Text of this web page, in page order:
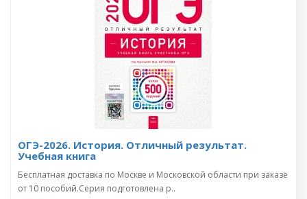
ОГЭ-2026. История. Отличный результат.
Учебная книга
Бесплатная доставка по Москве и Московской области при заказе
от 10 пособий.Серия подготовлена р..